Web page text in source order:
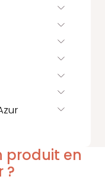
produit en
?